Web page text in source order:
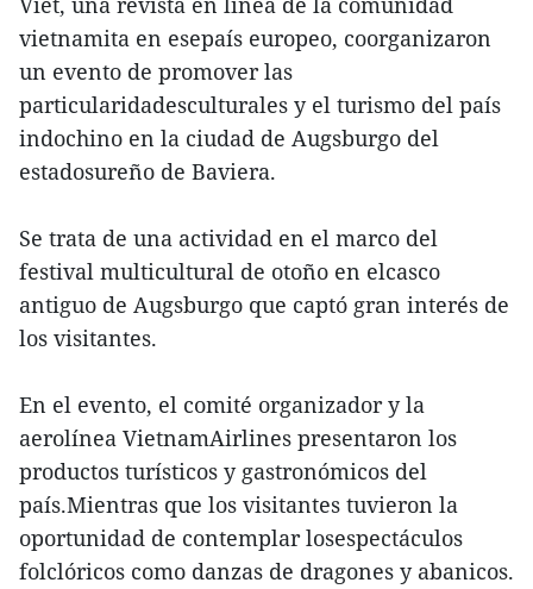
vietnamita en esepaís europeo, coorganizaron
un evento de promover las
particularidadesculturales y el turismo del país
indochino en la ciudad de Augsburgo del
estadosureño de Baviera.
Se trata de una actividad en el marco del
festival multicultural de otoño en elcasco
antiguo de Augsburgo que captó gran interés de
los visitantes.
En el evento, el comité organizador y la
aerolínea VietnamAirlines presentaron los
productos turísticos y gastronómicos del
país.Mientras que los visitantes tuvieron la
oportunidad de contemplar losespectáculos
folclóricos como danzas de dragones y abanicos.